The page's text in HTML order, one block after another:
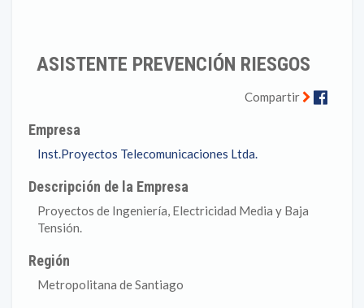
ASISTENTE PREVENCIÓN RIESGOS
Compartir
Empresa
Inst.Proyectos Telecomunicaciones Ltda.
Descripción de la Empresa
Proyectos de Ingeniería, Electricidad Media y Baja
Tensión.
Región
Metropolitana de Santiago